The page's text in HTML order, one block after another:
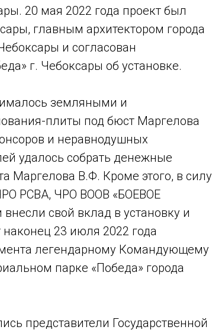
20 мая 2022 года проект был
главным архитектором города
и согласован
г. Чебоксары об установке.
земляными и
плиты под бюст Маргелова
и неравнодушных
удалось собрать денежные
Маргелова В.Ф. Кроме этого, в силу
РСВА, ЧРО ВООВ «БОЕВОЕ
свой вклад в установку и
23 июля 2022 года
легендарному Командующему
парке «Победа» города
представители Государственной